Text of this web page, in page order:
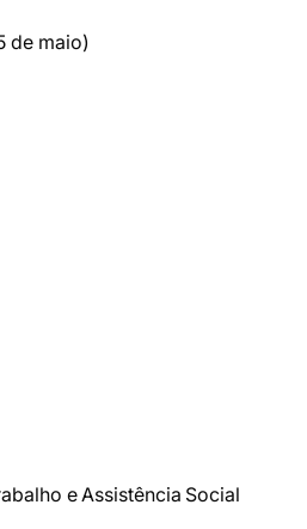
de maio)
e Assistência Social